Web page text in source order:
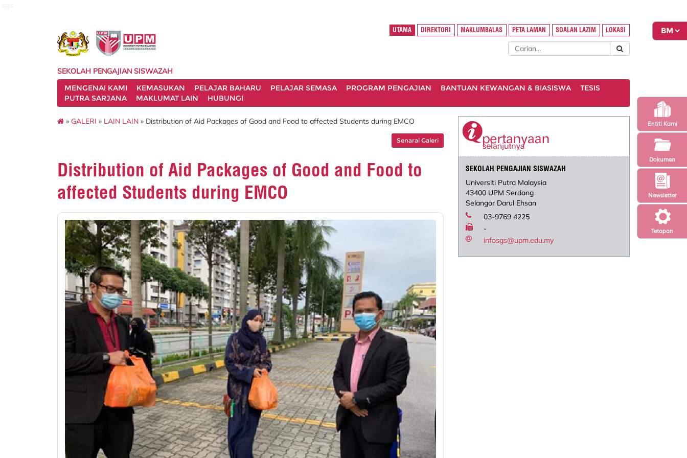
Tetapan
Newsletter
Entiti Kami
Dokumen
UTAMA DIREKTORI MAKLUMBALAS PETA LAMAN SOALAN LAZIM LOKASI
SEKOLAH PENGAJIAN SISWAZAH
MENGENAI KAMI
KEMASUKAN PELAJAR BAHARU PELAJAR SEMASA PROGRAM PENGAJIAN BANTUAN KEWANGAN & BIASISWA
TESIS
PUTRA SARJANA
MAKLUMAT LAIN HUBUNGI
» GALERI » LAIN LAIN » Distribution of Aid Packages of Good and Food to affected Students during EMCO
Senarai Galeri
Distribution of Aid Packages of Good and Food to
affected Students during EMCO
SEKOLAH PENGAJIAN SISWAZAH
Universiti Putra Malaysia
43400 UPM Serdang
Selangor Darul Ehsan
03-9769 4225
-
infosgs@upm.edu.my